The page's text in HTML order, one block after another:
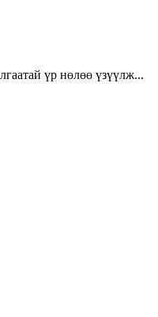
үр нөлөө үзүүлж...